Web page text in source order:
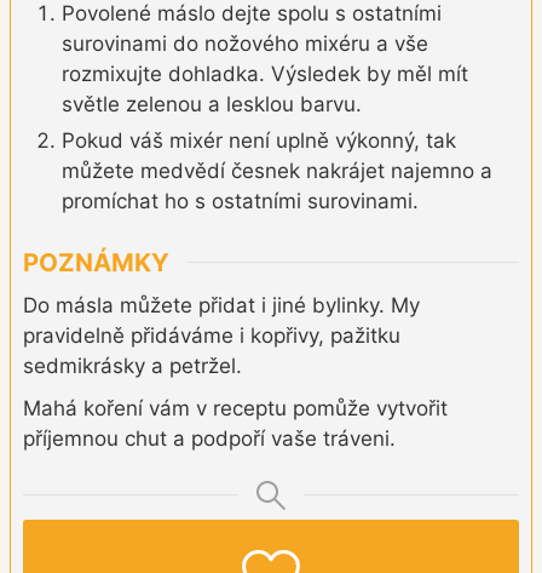
Povolené máslo dejte spolu s ostatními
surovinami do nožového mixéru a vše
rozmixujte dohladka. Výsledek by měl mít
světle zelenou a lesklou barvu.
Pokud váš mixér není uplně výkonný, tak
můžete medvědí česnek nakrájet najemno a
promíchat ho s ostatními surovinami.
POZNÁMKY
Do másla můžete přidat i jiné bylinky. My
pravidelně přidáváme i kopřivy, pažitku
sedmikrásky a petržel.
Mahá koření vám v receptu pomůže vytvořit
příjemnou chut a podpoří vaše tráveni.